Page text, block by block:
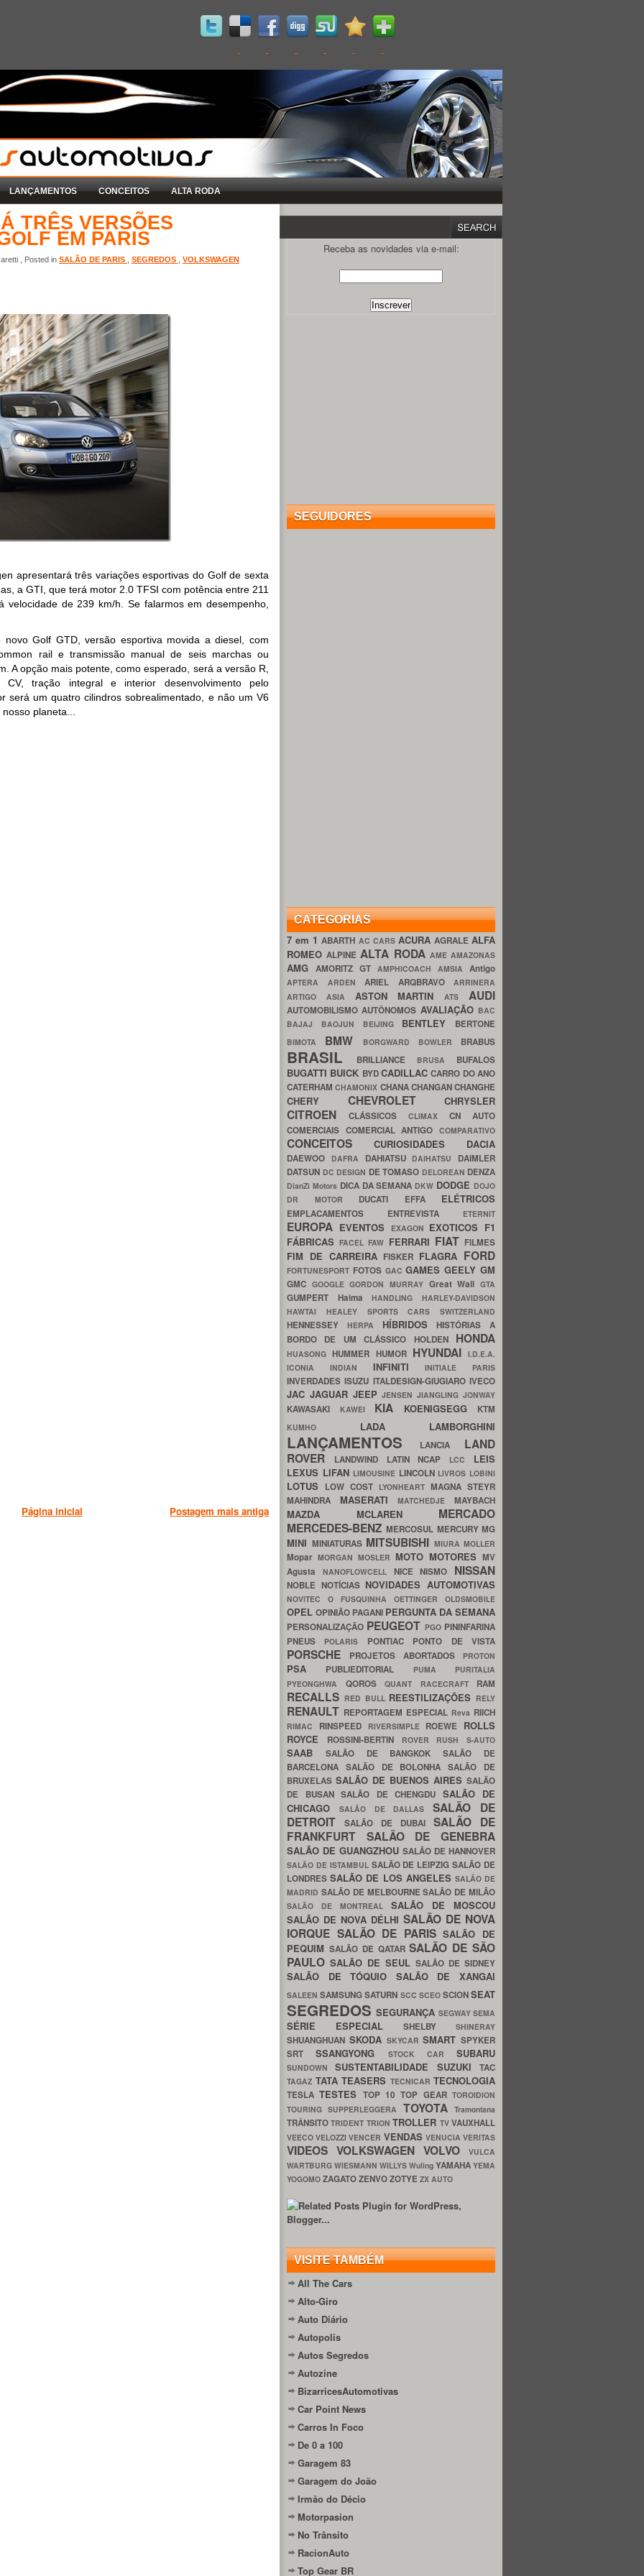
LANÇAMENTOS CONCEITOS ALTA RODA
TRÊS VERSÕES
EM PARIS
, Posted in SALÃO DE PARIS SEGREDOS VOLKSWAGEN
apresentará três variações esportivas do Golf de sexta
a GTI, que terá motor 2.0 TFSI com potência entre 211
de 239 km/h. Se falarmos em desempenho,
Golf GTD, versão esportiva movida a diesel, com
rail e transmissão manual de seis marchas ou
A opção mais potente, como esperado, será a versão R,
tração integral e interior desenvolvimento pelo
será um quatro cilindros sobrealimentado, e não um V6
planeta...
Postagem mais antiga
Página inicial
Receba as novidades via e-mail:
SEGUIDORES
CATEGORIAS
7 em 1ABARTH AC CARS ACURA AGRALE ALFA
ROMEOALPINEALTA RODA AME AMAZONAS
AMG AMORITZ GT AMPHICOACH AMSIA Antigo
APTERA ARDEN ARIEL ARQBRAVO ARRINERA
ARTIGO ASIA ASTON MARTINATS AUDI
AUTOMOBILISMOAUTÔNOMOS AVALIAÇÃO BAC
BAJAJ BAOJUN BEIJING BENTLEY BERTONE
BIMOTA BMW BORGWARD BOWLER BRABUS
BRASIL BRILLIANCE BRUSA BUFALOS
BUGATTI BUICK BYDCADILLACCARRO DO ANO
CATERHAMCHAMONIX CHANACHANGANCHANGHE
CHERY CHEVROLET CHRYSLER
CITROEN CLÁSSICOS CLIMAX CN AUTO
COMERCIAIS COMERCIAL ANTIGOCOMPARATIVO
CONCEITOS CURIOSIDADES DACIA
DAEWOO DAFRA DAHIATSU DAIHATSU DAIMLER
DATSUN DC DESIGN DE TOMASO DELOREAN DENZA
DianZi Motors DICA DA SEMANA DKW DODGE DOJO
DR MOTOR DUCATI EFFA ELÉTRICOS
EMPLACAMENTOS ENTREVISTA ETERNIT
EUROPA EVENTOS EXAGON EXOTICOS F1
FÁBRICASFACELFAW FERRARI FIAT FILMES
FIM DE CARREIRA FISKER FLAGRA FORD
FORTUNESPORT FOTOS GACGAMESGEELYGM
GMC GOOGLEGORDON MURRAY Great WallGTA
GUMPERT HaimaHANDLINGHARLEY-DAVIDSON
HAWTAI HEALEY SPORTS CARS SWITZERLAND
HENNESSEY HERPA HÍBRIDOSHISTÓRIAS A
BORDO DE UM CLÁSSICO HOLDEN HONDA
HUASONGHUMMER HUMOR HYUNDAI I.D.E.A.
ICONIA INDIAN INFINITIINITIALE PARIS
INVERDADESISUZU ITALDESIGN-GIUGIAROIVECO
JAC JAGUAR JEEPJENSENJIANGLINGJONWAY
KAWASAKI KAWEI KIA KOENIGSEGG KTM
KUMHO LADA LAMBORGHINI
LANÇAMENTOS LANCIA LAND
ROVER
LANDWIND LATIN NCAP LCC LEIS
LEXUS LIFAN LIMOUSINE LINCOLN LIVROS LOBINI
LOTUS LOW COST LYONHEART MAGNA STEYR
MAHINDRA MASERATIMATCHEDJEMAYBACH
MAZDA MCLAREN MERCADO
MERCEDES-BENZMERCOSUL MERCURYMG
MINI MINIATURAS MITSUBISHI MIURA MOLLER
Mopar MORGAN MOSLER MOTO MOTORES MV
Agusta NANOFLOWCELL NICENISMO NISSAN
NOBLE NOTÍCIAS NOVIDADES AUTOMOTIVAS
NOVITEC O FUSQUINHA OETTINGER OLDSMOBILE
OPEL OPINIÃO PAGANI PERGUNTA DA SEMANA
PERSONALIZAÇÃO PEUGEOT PGO PININFARINA
PNEUS
POLARIS PONTIAC PONTO DE VISTA
PORSCHE PROJETOS ABORTADOS PROTON
PSA PUBLIEDITORIAL PUMA PURITALIA
PYEONGHWA QOROS QUANT RACECRAFT RAM
RECALLS RED BULL REESTILIZAÇÕES RELY
RENAULT REPORTAGEM ESPECIAL Reva RIICH
RIMAC RINSPEED RIVERSIMPLE ROEWE ROLLS
ROYCE
ROSSINI-BERTIN ROVER RUSH S-AUTO
SAAB SALÃO DE BANGKOKSALÃO DE
BARCELONA SALÃO DE BOLONHASALÃO DE
BRUXELAS SALÃO DE BUENOS AIRES SALÃO
DE BUSAN SALÃO DE CHENGDU SALÃO DE
CHICAGO
SALÃO DE DALLASSALÃO DE
DETROIT
SALÃO DE DUBAI SALÃO DE
FRANKFURT SALÃO DE GENEBRA
SALÃO DE GUANGZHOU SALÃO DE HANNOVER
SALÃO DE ISTAMBUL SALÃO DE LEIPZIGSALÃO DE
LONDRESSALÃO DE LOS ANGELES SALÃO DE
MADRID SALÃO DE MELBOURNESALÃO DE MILÃO
SALÃO DE MONTREAL SALÃO DE MOSCOU
SALÃO DE NOVA DÉLHI SALÃO DE NOVA
IORQUE SALÃO DE PARISSALÃO DE
PEQUIM SALÃO DE QATARSALÃO DE SÃO
PAULO SALÃO DE SEUL SALÃO DE SIDNEY
SALÃO DE TÓQUIO SALÃO DE XANGAI
SALEENSAMSUNGSATURN SCC SCEO SCIONSEAT
SEGREDOSSEGURANÇA SEGWAYSEMA
SÉRIE ESPECIAL SHELBY SHINERAY
SHUANGHUAN SKODA SKYCARSMART SPYKER
SRTSSANGYONG STOCK CAR SUBARU
SUNDOWNSUSTENTABILIDADE SUZUKITAC
TAGAZ TATA TEASERS TECNICAR TECNOLOGIA
TESLATESTES TOP 10TOP GEARTOROIDION
TOURING SUPPERLEGGERA TOYOTATramontana
TRÂNSITOTRIDENT TRIONTROLLER TVVAUXHALL
VEECOVELOZZIVENCER VENDAS VENUCIAVERITAS
VIDEOS VOLKSWAGEN VOLVO
VULCA
WARTBURG WIESMANN WILLYS Wuling YAMAHA YEMA
YOGOMO ZAGATOZENVOZOTYE ZX AUTO
VISITE TAMBÉM
All The Cars
Alto-Giro
Auto Diário
Autopolis
Autos Segredos
Autozine
BizarricesAutomotivas
Car Point News
Carros In Foco
De 0 a 100
Garagem 83
Garagem do João
Irmão do Décio
Motorpasion
No Trânsito
RacionAuto
Top Gear BR